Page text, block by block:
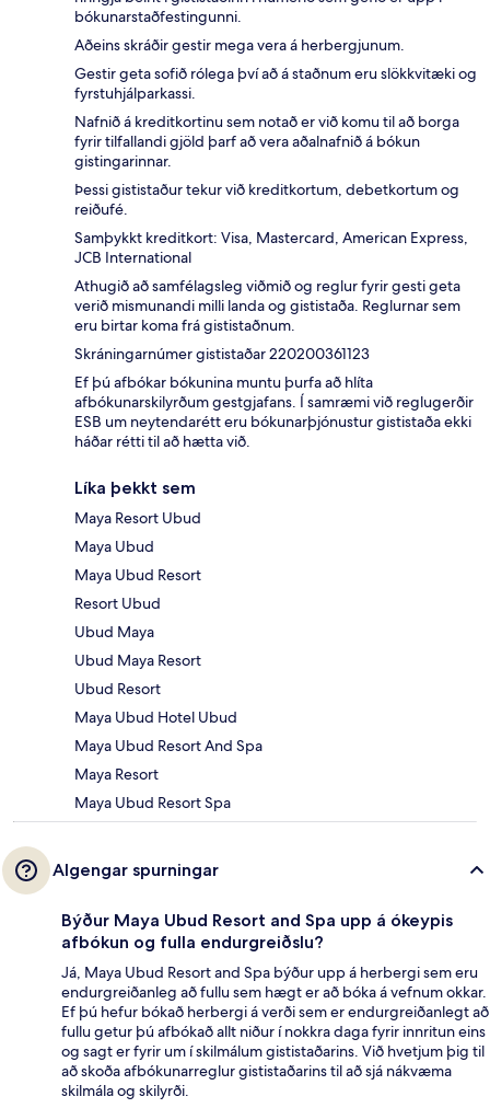
bókunarstaðfestingunni.
Aðeins skráðir gestir mega vera á herbergjunum.
Gestir geta sofið rólega því að á staðnum eru slökkvitæki og
fyrstuhjálparkassi.
Nafnið á kreditkortinu sem notað er við komu til að borga
fyrir tilfallandi gjöld þarf að vera aðalnafnið á bókun
gistingarinnar.
Þessi gististaður tekur við kreditkortum, debetkortum og
reiðufé.
Samþykkt kreditkort: Visa, Mastercard, American Express,
JCB International
Athugið að samfélagsleg viðmið og reglur fyrir gesti geta
verið mismunandi milli landa og gististaða. Reglurnar sem
eru birtar koma frá gististaðnum.
Skráningarnúmer gististaðar 220200361123
Ef þú afbókar bókunina muntu þurfa að hlíta
afbókunarskilyrðum gestgjafans. Í samræmi við reglugerðir
ESB um neytendarétt eru bókunarþjónustur gististaða ekki
háðar rétti til að hætta við.
Líka þekkt sem
Maya Resort Ubud
Maya Ubud
Maya Ubud Resort
Resort Ubud
Ubud Maya
Ubud Maya Resort
Ubud Resort
Maya Ubud Hotel Ubud
Maya Ubud Resort And Spa
Maya Resort
Maya Ubud Resort Spa
Algengar spurningar
Býður Maya Ubud Resort and Spa upp á ókeypis
afbókun og fulla endurgreiðslu?
Já, Maya Ubud Resort and Spa býður upp á herbergi sem eru
endurgreiðanleg að fullu sem hægt er að bóka á vefnum okkar.
Ef þú hefur bókað herbergi á verði sem er endurgreiðanlegt að
fullu getur þú afbókað allt niður í nokkra daga fyrir innritun eins
og sagt er fyrir um í skilmálum gististaðarins. Við hvetjum þig til
að skoða afbókunarreglur gististaðarins til að sjá nákvæma
skilmála og skilyrði.